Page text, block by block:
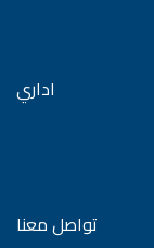
اداري
تواصل معنا